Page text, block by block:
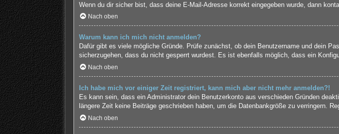
Wenn du dir sicher bist, dass deine E-Mail-Adresse korrekt eingegeben wurde, dann
Nach oben
Warum kann ich mich nicht anmelden?
Dafür gibt es viele mögliche Gründe. Prüfe zunächst, ob dein Benutzername und dein
sicherzugehen, dass du nicht gesperrt wurdest. Es ist ebenfalls möglich, dass ein
Nach oben
Ich habe mich vor einiger Zeit registriert, kann mich aber nicht mehr anmelden?!
Es kann sein, dass ein Administrator dein Benutzerkonto aus verschieden Gründen
längere Zeit keine Beiträge geschrieben haben, um die Datenbankgröße zu verringern.
Nach oben